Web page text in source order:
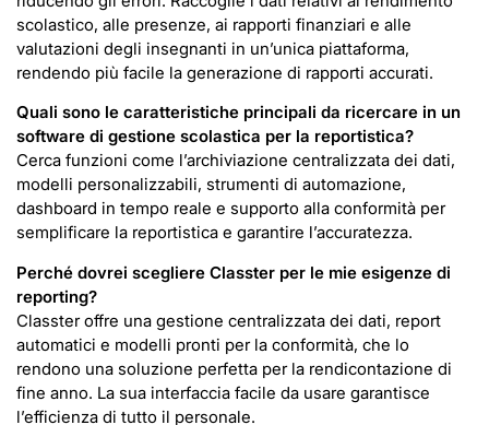
scolastico, alle presenze, ai rapporti finanziari e alle
valutazioni degli insegnanti in un’unica piattaforma,
rendendo più facile la generazione di rapporti accurati.
Quali sono le caratteristiche principali da ricercare in un
software di gestione scolastica per la reportistica?
Cerca funzioni come l’archiviazione centralizzata dei dati,
modelli personalizzabili, strumenti di automazione,
dashboard in tempo reale e supporto alla conformità per
semplificare la reportistica e garantire l’accuratezza.
Perché dovrei scegliere Classter per le mie esigenze di
reporting?
Classter offre una gestione centralizzata dei dati, report
automatici e modelli pronti per la conformità, che lo
rendono una soluzione perfetta per la rendicontazione di
fine anno. La sua interfaccia facile da usare garantisce
l’efficienza di tutto il personale.